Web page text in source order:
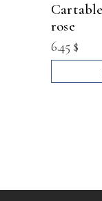
cartable clear view geocan 1.5 po
rose
6.45 $